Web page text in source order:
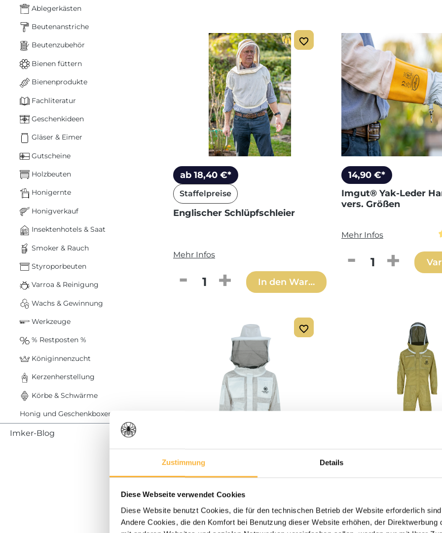
Zustimmung Details
Diese Webseite verwendet Cookies
Diese Website benutzt Cookies, die für den technischen Betrieb der Website erforderlich
Andere Cookies, die den Komfort bei Benutzung dieser Website erhöhen, der Direktwerbung
Ablegerkästen
Beutenanstriche
Beutenzubehör
Bienen füttern
Bienenprodukte
Fachliteratur
Geschenkideen
Gläser & Eimer
Gutscheine
Holzbeuten
Honigernte
Honigverkauf
Insektenhotels & Saat
Smoker & Rauch
Styroporbeuten
Varroa & Reinigung
Wachs & Gewinnung
Werkzeuge
% Restposten %
Königinnenzucht
Kerzenherstellung
Körbe & Schwärme
Honig und Geschenkboxen
Imker-Blog
ab 18,40 €*
Staffelpreise
Englischer Schlüpfschleier
Mehr Infos
Produkt Anzahl: Gib den gewünschten
In den Warenkorb
14,90 €*
Imgut® Yak-Leder
vers. Größen
Mehr Infos
Produkt
53,99 €*
Imkerjacke Farbe Weiß
atmungsaktiv + Rundschleier
Mehr Infos
Imkerschutzanzug
Mehr Infos